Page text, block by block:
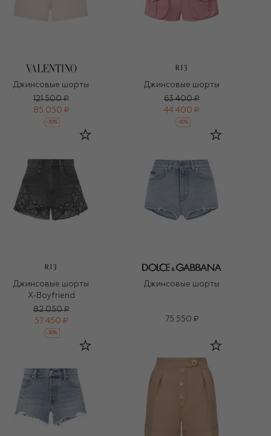
Джинсовые шорты
121 500 ₽
85 050 ₽
-30%
R13
Джинсовые шорты
63 400 ₽
44 400 ₽
-30%
R13
Джинсовые шорты
X-Boyfriend
82 050 ₽
57 450 ₽
-30%
Джинсовые шорты
75 550 ₽